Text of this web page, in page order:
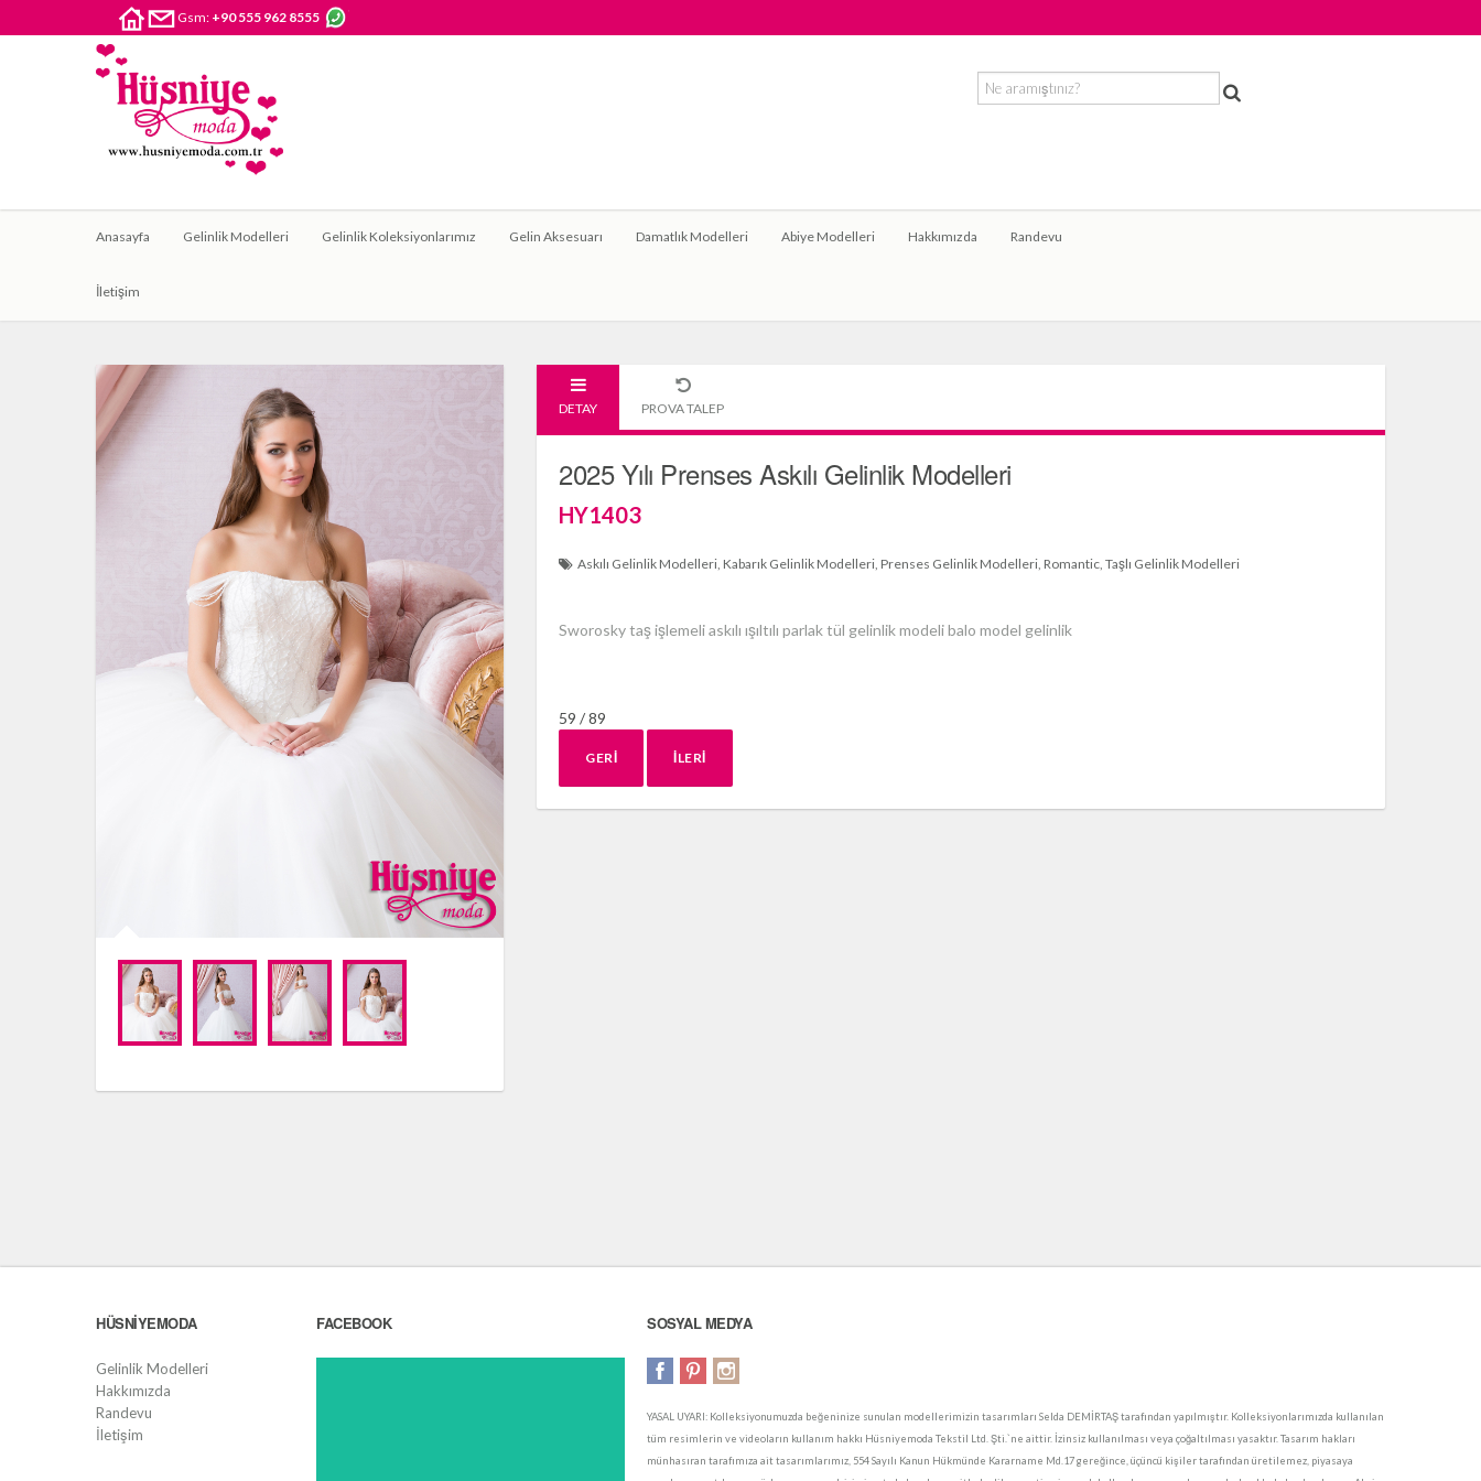
Gsm: +90 555 962 8555
Anasayfa Gelinlik Modelleri Gelinlik Koleksiyonlarımız Gelin Aksesuarı Damatlık Modelleri Abiye Modelleri Hakkımızda Randevu
İletişim
DETAY PROVA TALEP
2025 Yılı Prenses Askılı Gelinlik Modelleri
HY1403
Askılı Gelinlik Modelleri Kabarık Gelinlik Modelleri Prenses Gelinlik Modelleri Romantic Taşlı Gelinlik Modelleri
Sworosky taş işlemeli askılı ışıltılı parlak tül gelinlik modeli balo model gelinlik
59 / 89
HÜSNIYEMODA
Gelinlik Modelleri
Hakkımızda
Randevu
İletişim
FACEBOOK SOSYAL MEDYA
YASAL UYARI: Kolleksiyonumuzda beğeninize sunulan modellerimizin tasarımları Selda DEMİRTAŞ tarafından yapılmıştır. Kolleksiyonlarımızda kullanılan
tüm resimlerin ve videoların kullanım hakkı Hüsniyemoda Tekstil Ltd. Şti.`ne aittir. İzinsiz kullanılması veya çoğaltılması yasaktır. Tasarım hakları
münhasıran tarafımıza ait tasarımlarımız, 554 Sayılı Kanun Hükmünde Kararname Md.17 gereğince, üçüncü kişiler tarafından üretilemez, piyasaya